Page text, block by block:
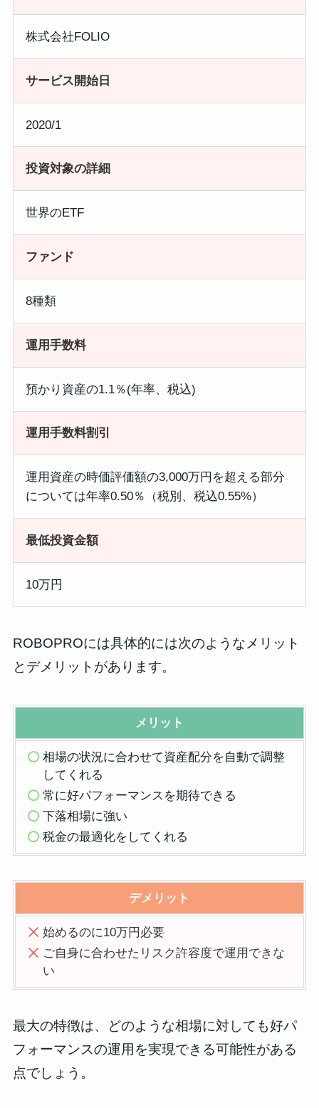
株式会社FOLIO
サービス開始日
2020/1
投資対象の詳細
世界のETF
ファンド
8種類
運用手数料
預かり資産の1.1％(年率、税込)
運用手数料割引
運用資産の時価評価額の3,000万円を超える部分
については年率0.50％（税別、税込0.55%）
最低投資金額
10万円
ROBOPROには具体的には次のようなメリット
とデメリットがあります。
メリット
相場の状況に合わせて資産配分を自動で調整
してくれる
常に好パフォーマンスを期待できる
下落相場に強い
税金の最適化を してくれる
デメリット
始めるのに10万円必要
ご自身に合わせたリスク許容度で運用できな
い
最大の特徴は、
どのような相場に対しても好パ
フォーマンスの運用を実現できる可能性がある
点でしょう。